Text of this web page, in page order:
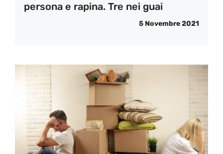
persona e rapina. Tre nei guai
5 Novembre 2021